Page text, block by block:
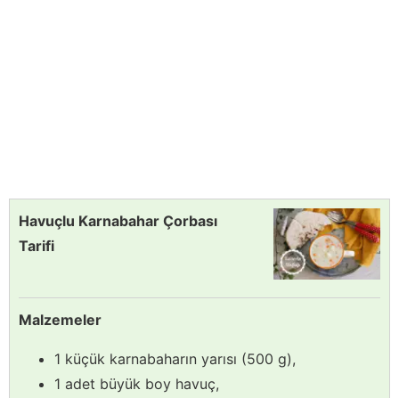
Havuçlu Karnabahar Çorbası
Tarifi
Malzemeler
1 küçük karnabaharın yarısı (500 g),
1 adet büyük boy havuç,